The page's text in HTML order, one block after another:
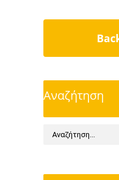
Αναζήτηση